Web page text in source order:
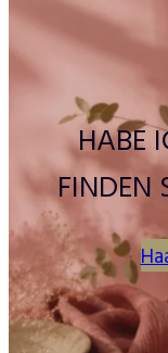
HABE
FINDEN